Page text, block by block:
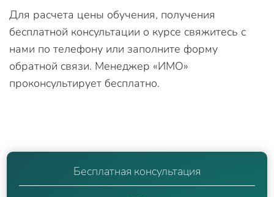
Для расчета цены обучения, получения
бесплатной консультации о курсе свяжитесь с
нами по телефону или заполните форму
обратной связи. Менеджер «ИМО»
проконсультирует бесплатно.
Бесплатная консультация